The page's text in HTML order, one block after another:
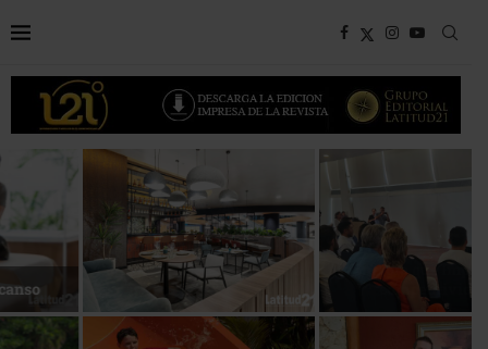
Bottega, un viaje servido a la
Energía que Impulsa la
competitividad